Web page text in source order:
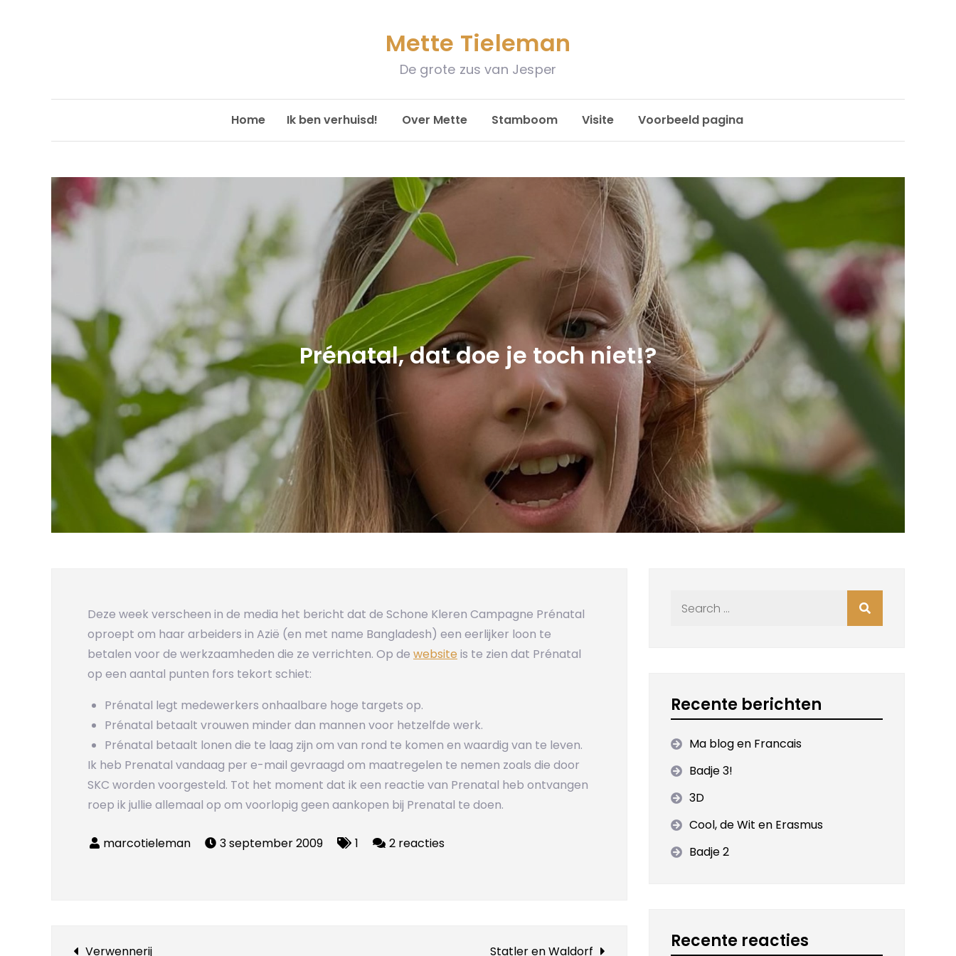
Mette Tieleman
De grote zus van Jesper
Home Ik ben verhuisd! Over Mette Stamboom Visite Voorbeeld pagina
Prénatal, dat doe je toch niet!?
Deze week verscheen in de media het bericht dat de Schone Kleren Campagne Prénatal
oproept om haar arbeiders in Azië (en met name Bangladesh) een eerlijker loon te
betalen voor de werkzaamheden die ze verrichten. Op de website is te zien dat Prénatal
op een aantal punten fors tekort schiet:
Prénatal legt medewerkers onhaalbare hoge targets op.
Prénatal betaalt vrouwen minder dan mannen voor hetzelfde werk.
Prénatal betaalt lonen die te laag zijn om van rond te komen en waardig van te leven.
Ik heb Prenatal vandaag per e-mail gevraagd om maatregelen te nemen zoals die door
SKC worden voorgesteld. Tot het moment dat ik een reactie van Prenatal heb ontvangen
roep ik jullie allemaal op om voorlopig geen aankopen bij Prenatal te doen.
3 september 2009 1 2 reactiesop
Verwennerij Statler en Waldorf
Recente berichten
Ma blog en Francais
Badje 3!
3D
Cool, de Wit en Erasmus
Badje 2
Recente reacties